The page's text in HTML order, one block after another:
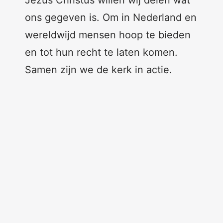
ons gegeven is. Om in Nederland en
wereldwijd mensen hoop te bieden
en tot hun recht te laten komen.
Samen zijn we de kerk in actie.